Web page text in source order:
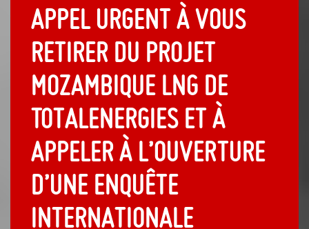
Appel urgent à vous
retirer du projet
Mozambique LNG de
TotalEnergies et à
appeler à l’ouverture
d’une enquête
internationale